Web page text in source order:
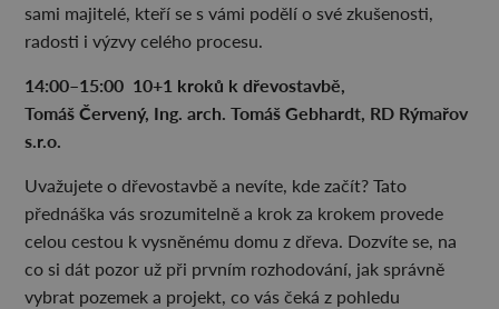
sami majitelé, kteří se s vámi podělí o své zkušenosti,
radosti i výzvy celého procesu.
14:00–15:00 10+1 kroků k dřevostavbě,
Tomáš Červený, Ing. arch. Tomáš Gebhardt, RD Rýmařov
s.r.o.
Uvažujete o dřevostavbě a nevíte, kde začít? Tato
přednáška vás srozumitelně a krok za krokem provede
celou cestou k vysněnému domu z dřeva. Dozvíte se, na
co si dát pozor už při prvním rozhodování, jak správně
vybrat pozemek a projekt, co vás čeká z pohledu